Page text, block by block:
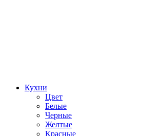
Кухни
Цвет
Белые
Черные
Желтые
Красные